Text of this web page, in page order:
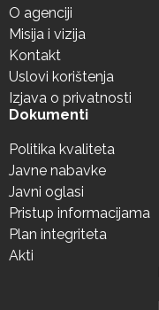
O agenciji
Misija i vizija
Kontakt
Uslovi korištenja
Izjava o privatnosti
Dokumenti
Politika kvaliteta
Javne nabavke
Javni oglasi
Pristup informacijama
Plan integriteta
Akti